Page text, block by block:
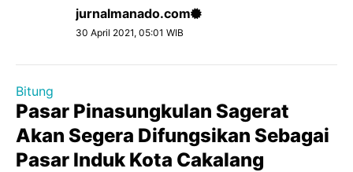
jurnalmanado.com
30 April 2021, 05:01 WIB
Bitung
Pasar Pinasungkulan Sagerat
Akan Segera Difungsikan Sebagai
Pasar Induk Kota Cakalang